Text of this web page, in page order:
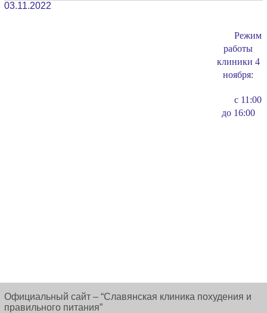
03.11.2022
Режим
работы
клиники 4
ноября:
с 11:00
до 16:00
Официальный сайт – “Славянская клиника похудения и
правильного питания”